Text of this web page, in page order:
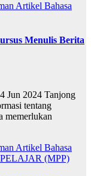
Artikel Bahasa
Menulis Berita
Jun 2024 Tanjong
tentang
memerlukan
Artikel Bahasa
(MPP)